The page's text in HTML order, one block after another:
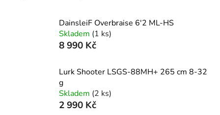
DainsleiF Overbraise 6'2 ML-HS
Skladem (1 ks)
8 990 Kč
Lurk Shooter LSGS-88MH+ 265 cm 8-32
g
Skladem (2 ks)
2 990 Kč